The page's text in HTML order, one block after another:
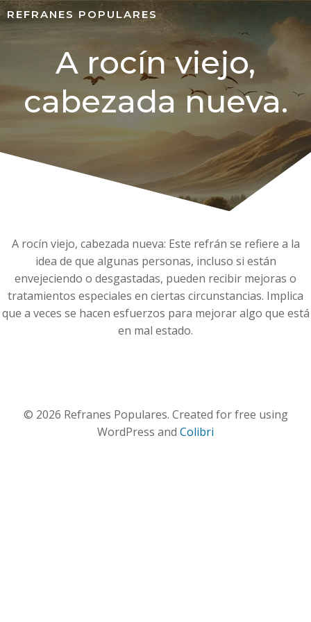
REFRANES POPULARES
A rocín viejo,
cabezada nueva.
A rocín viejo, cabezada nueva: Este refrán se refiere a la
idea de que algunas personas, incluso si están
envejeciendo o desgastadas, pueden recibir mejoras o
tratamientos especiales en ciertas circunstancias. Implica
que a veces se hacen esfuerzos para mejorar algo que está
en mal estado.
© 2026 Refranes Populares. Created for free using
WordPress and Colibri